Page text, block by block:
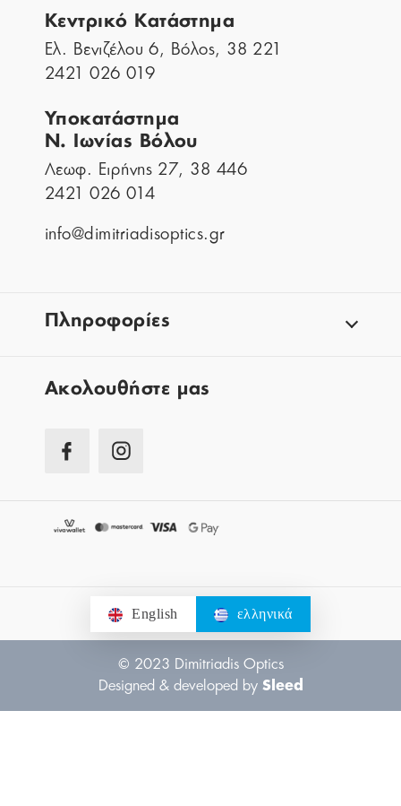
Κεντρικό Κατάστημα
Ελ. Βενιζέλου 6, Βόλος, 38 221
2421 026 019
Υποκατάστημα
Ν. Ιωνίας Βόλου
Λεωφ. Ειρήνης 27, 38 446
2421 026 014
info@dimitriadisoptics.gr
Πληροφορίες
Aκολουθήστε μας
English ελληνικά
© 2023 Dimitriadis Optics
Designed & developed by Sleed